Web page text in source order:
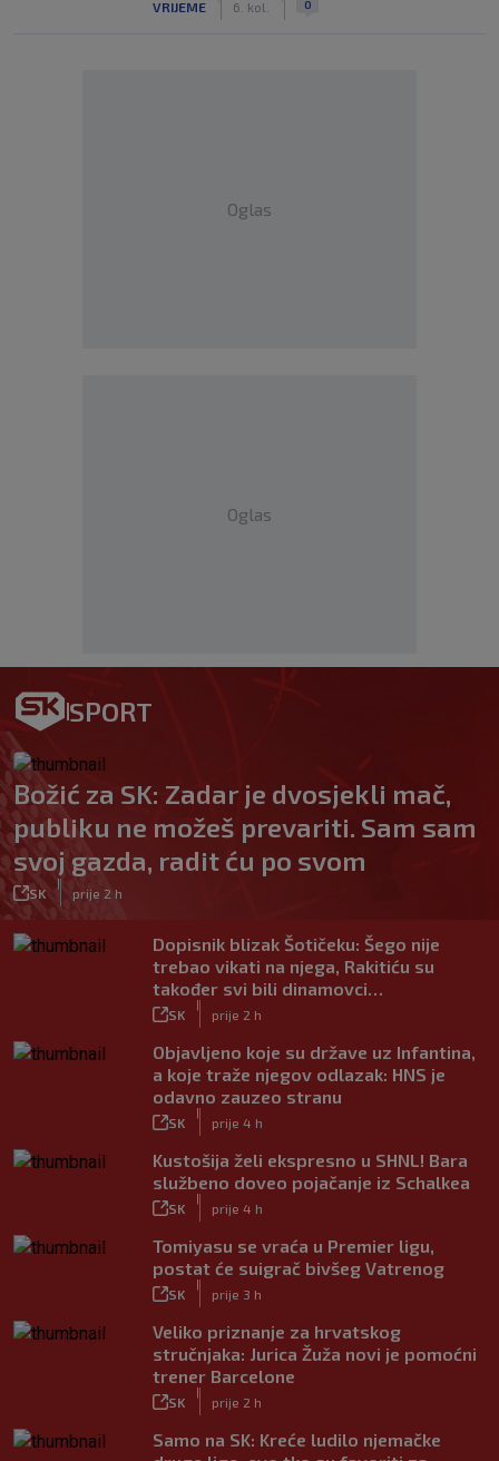
VRIJEME 6. kol. 0
Oglas
Oglas
SPORT
Božić za SK: Zadar je dvosjekli mač,
publiku ne možeš prevariti. Sam sam
svoj gazda, radit ću po svom
SK prije 2 h
Dopisnik blizak Šotičeku: Šego nije
trebao vikati na njega, Rakitiću su
također svi bili dinamovci…
SK prije 2 h
Objavljeno koje su države uz Infantina,
a koje traže njegov odlazak: HNS je
odavno zauzeo stranu
SK prije 4 h
Kustošija želi ekspresno u SHNL! Bara
službeno doveo pojačanje iz Schalkea
SK prije 4 h
Tomiyasu se vraća u Premier ligu,
postat će suigrač bivšeg Vatrenog
SK prije 3 h
Veliko priznanje za hrvatskog
stručnjaka: Jurica Žuža novi je pomoćni
trener Barcelone
SK prije 2 h
Samo na SK: Kreće ludilo njemačke